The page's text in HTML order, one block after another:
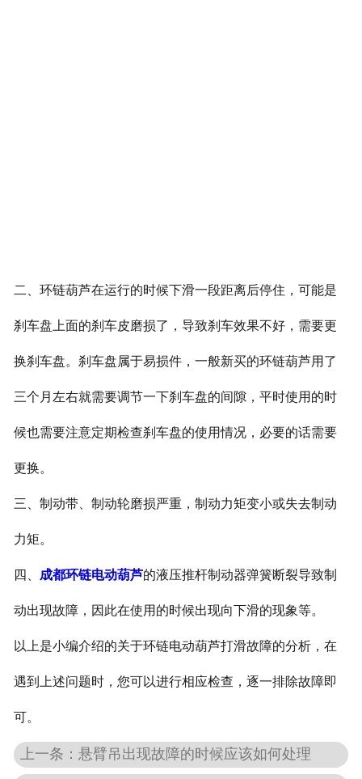
二、环链葫芦在运行的时候下滑一段距离后停住，可能是
刹车盘上面的刹车皮磨损了，导致刹车效果不好，需要更
换刹车盘。刹车盘属于易损件，一般新买的环链葫芦用了
三个月左右就需要调节一下刹车盘的间隙，平时使用的时
候也需要注意定期检查刹车盘的使用情况，必要的话需要
更换。
三、制动带、制动轮磨损严重，制动力矩变小或失去制动
力矩。
四、 成都环链电动葫芦的液压推杆制动器弹簧断裂导致制
动出现故障，因此在使用的时候出现向下滑的现象等。
以上是小编介绍的关于环链电动葫芦打滑故障的分析，在
遇到上述问题时，您可以进行相应检查，逐一排除故障即
可。
上一条：悬臂吊出现故障的时候应该如何处理